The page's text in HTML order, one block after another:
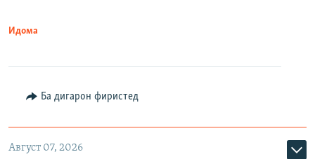
Идома
Ба дигарон фиристед
Август 07, 2026